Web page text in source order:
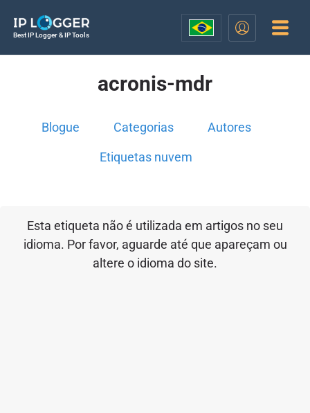
Best IP Logger & IP Tools
acronis-mdr
Blogue Categorias Autores
Etiquetas nuvem